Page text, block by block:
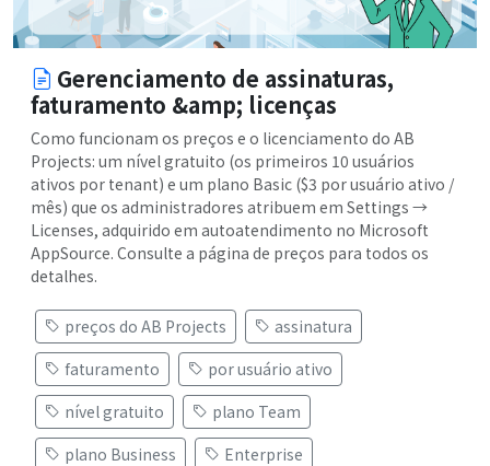
Gerenciamento de assinaturas,
faturamento &amp; licenças
Como funcionam os preços e o licenciamento do AB
Projects: um nível gratuito (os primeiros 10 usuários
ativos por tenant) e um plano Basic ($3 por usuário ativo /
mês) que os administradores atribuem em Settings →
Licenses, adquirido em autoatendimento no Microsoft
AppSource. Consulte a página de preços para todos os
detalhes.
preços do AB Projects
assinatura
faturamento
por usuário ativo
nível gratuito
plano Team
plano Business
Enterprise